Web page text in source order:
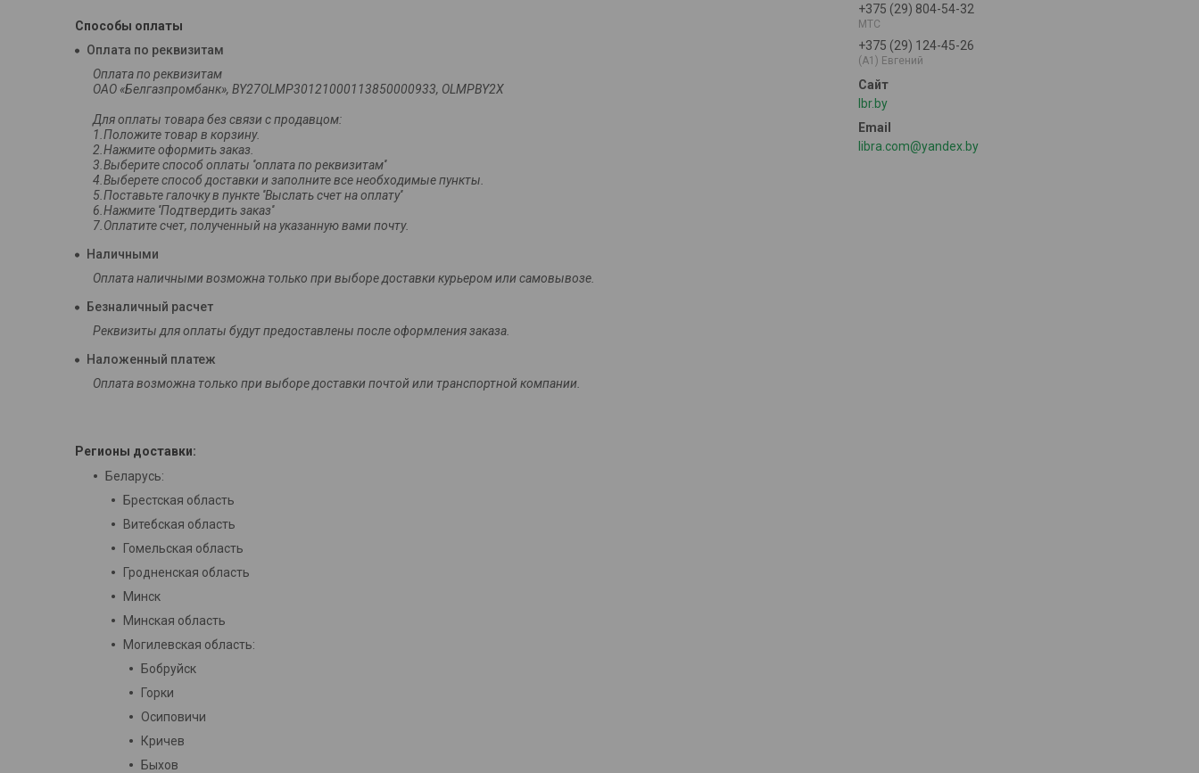
+375 (29) 804-54-32
MTC
+375 (29) 124-45-26
(A1) Евгений
lbr.by
libra.com@yandex.by
Способы оплаты
Оплата по реквизитам
Оплата по реквизитам
ОАО «Белгазпромбанк», BY27OLMP30121000113850000933, OLMPBY2X
Для оплаты товара без связи с продавцом:
1.Положите товар в корзину.
2.Нажмите оформить заказ.
3.Выберите способ оплаты ''оплата по реквизитам''
4.Выберете способ доставки и заполните все необходимые пункты.
5.Поставьте галочку в пункте ''Выслать счет на оплату''
6.Нажмите ''Подтвердить заказ''
Наличными
Оплата наличными возможна только при выборе доставки курьером или самовывозе.
Безналичный расчет
Реквизиты для оплаты будут предоставлены после оформления заказа.
Наложенный платеж
Оплата возможна только при выборе доставки почтой или транспортной компании.
Регионы доставки:
Беларусь:
Брестская область
Витебская область
Гомельская область
Гродненская область
Минск
Минская область
Могилевская область:
Бобруйск
Горки
Осиповичи
Кричев
Быхов